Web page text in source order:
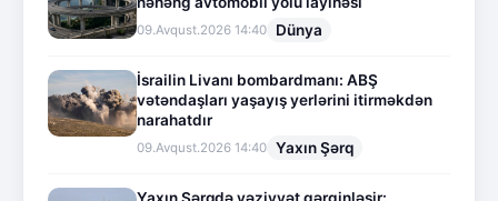
09.Avqust.2026 14:40 Dünya
İsrailin Livanı bombardmanı: ABŞ
vətəndaşları yaşayış yerlərini itirməkdən
narahatdır
09.Avqust.2026 14:40 Yaxın Şərq